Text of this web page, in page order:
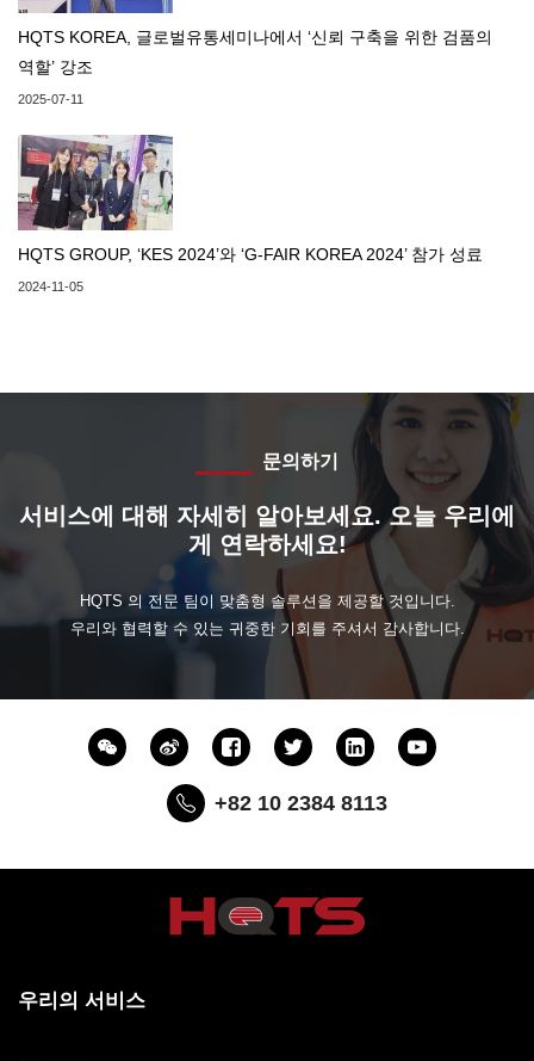
HQTS KOREA, 글로벌유통세미나에서 ‘신뢰 구축을 위한 검품의
역할’ 강조
2025-07-11
HQTS GROUP, ‘KES 2024’와 ‘G-FAIR KOREA 2024’ 참가 성료
2024-11-05
문의하기
서비스에 대해 자세히 알아보세요. 오늘 우리에
게 연락하세요!
HQTS 의 전문 팀이 맞춤형 솔루션을 제공할 것입니다.
우리와 협력할 수 있는 귀중한 기회를 주셔서 감사합니다.
+82 10 2384 8113
우리의 서비스